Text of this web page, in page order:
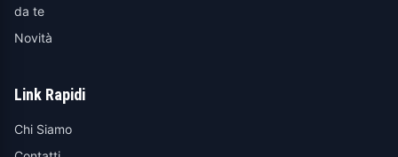
da te
Novità
Link Rapidi
Chi Siamo